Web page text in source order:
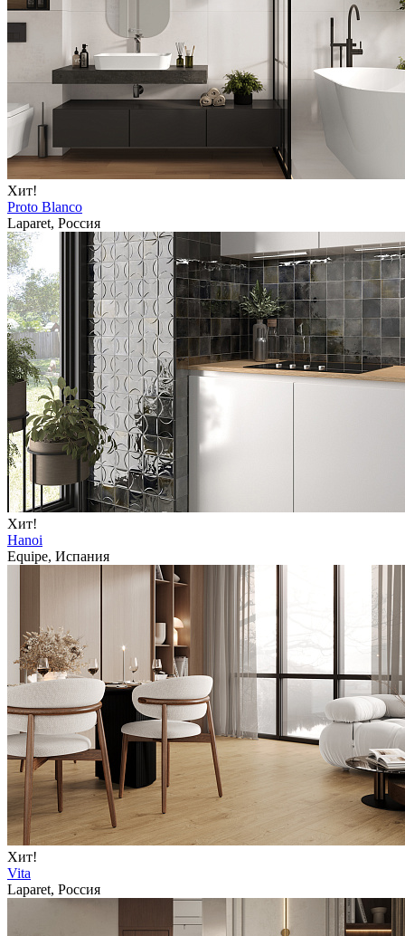
Хит!
Proto Blanco
Laparet, Россия
Хит!
Hanoi
Equipe, Испания
Хит!
Vita
Laparet, Россия